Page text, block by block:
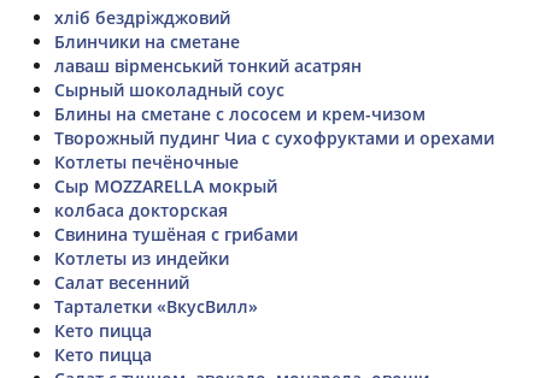
хліб бездріжджовий
Блинчики на сметане
лаваш вірменський тонкий асатрян
Сырный шоколадный соус
Блины на сметане с лососем и крем-чизом
Творожный пудинг Чиа с сухофруктами и орехами
Котлеты печёночные
Сыр MOZZARELLA мокрый
колбаса докторская
Свинина тушёная с грибами
Котлеты из индейки
Салат весенний
Тарталетки «ВкусВилл»
Кето пицца
Кето пицца